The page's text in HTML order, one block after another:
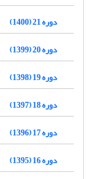
دوره 21 (1400)
دوره 20 (1399)
دوره 19 (1398)
دوره 18 (1397)
دوره 17 (1396)
دوره 16 (1395)